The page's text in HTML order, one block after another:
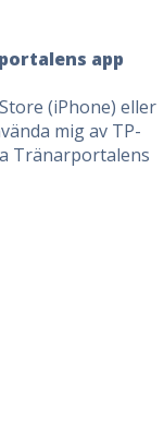
app
(iPhone) eller
mig av TP-
Tränarportalens